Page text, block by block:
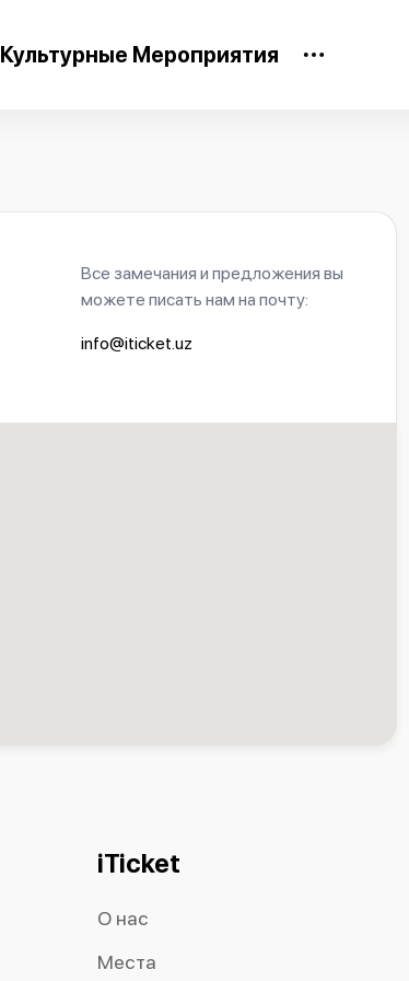
Культурные Мероприятия
Все замечания и предложения вы
можете писать нам на почту:
info@iticket.uz
iTicket
О нас
Места